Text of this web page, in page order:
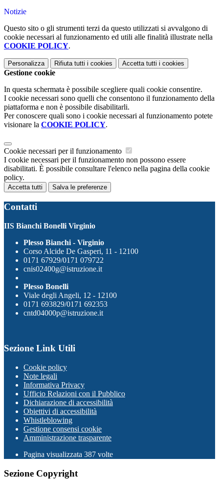
Notizie
Questo sito o gli strumenti terzi da questo utilizzati si avvalgono di
cookie necessari al funzionamento ed utili alle finalità illustrate nella
COOKIE POLICY.
Personalizza Rifiuta tutti i cookies Accetta tutti i cookies
Gestione cookie
In questa schermata è possibile scegliere quali cookie consentire.
I cookie necessari sono quelli che consentono il funzionamento della
piattaforma e non è possibile disabilitarli.
Per conoscere quali sono i cookie necessari al funzionamento potete
visionare la COOKIE POLICY.
Cookie necessari per il funzionamento
I cookie necessari per il funzionamento non possono essere
disabilitati. È possibile consultare l'elenco nella pagina della cookie
policy.
Accetta tutti Salva le preferenze
Contatti
IIS Bianchi Bonelli Virginio
Plesso Bianchi - Virginio
Corso Alcide De Gasperi, 11 - 12100
0171 67929/0171 079722
cnis02400g@istruzione.it
Plesso Bonelli
Viale degli Angeli, 12 - 12100
0171 693829/0171 692353
cntd04000p@istruzione.it
Sezione Link Utili
Cookie policy
Note legali
Informativa Privacy
Ufficio Relazioni con il Pubblico
Dichiarazione di accessibilità
Obiettivi di accessibilità
Whistleblowing
Gestione consensi cookie
Amministrazione trasparente
Pagina visualizzata 387 volte
Sezione Copyright